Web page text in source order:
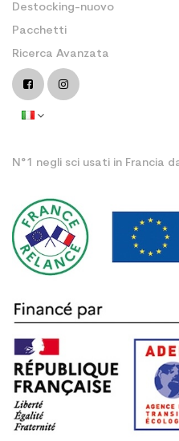
Destocking-nuovo
Pacchetti
Ricerca Avanzata
N°1 negli sci usati in Francia